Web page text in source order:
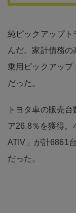
純ピックアップト
んだ。家計債務の
乗用ピックアッ
だった。
トヨタ車の販売
ア26.8％を獲得。
ATIV」が計6861
だった。